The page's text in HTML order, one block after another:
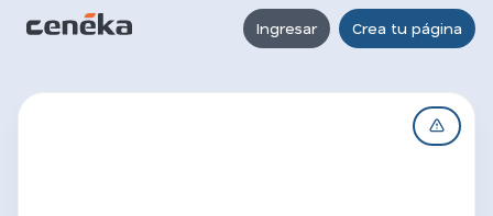
Ingresar Crea tu página